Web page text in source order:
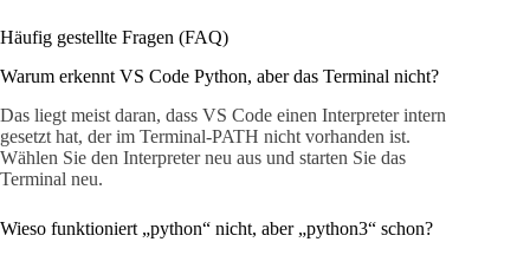
Häufig gestellte Fragen (FAQ)
Warum erkennt VS Code Python, aber das Terminal nicht?
Das liegt meist daran, dass VS Code einen Interpreter intern
gesetzt hat, der im Terminal-PATH nicht vorhanden ist.
Wählen Sie den Interpreter neu aus und starten Sie das
Terminal neu.
Wieso funktioniert „python“ nicht, aber „python3“ schon?